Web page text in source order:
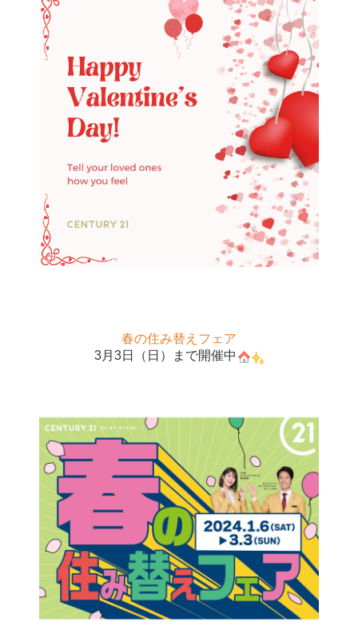
春の住み替えフェア
3月3日（日）
まで開催中